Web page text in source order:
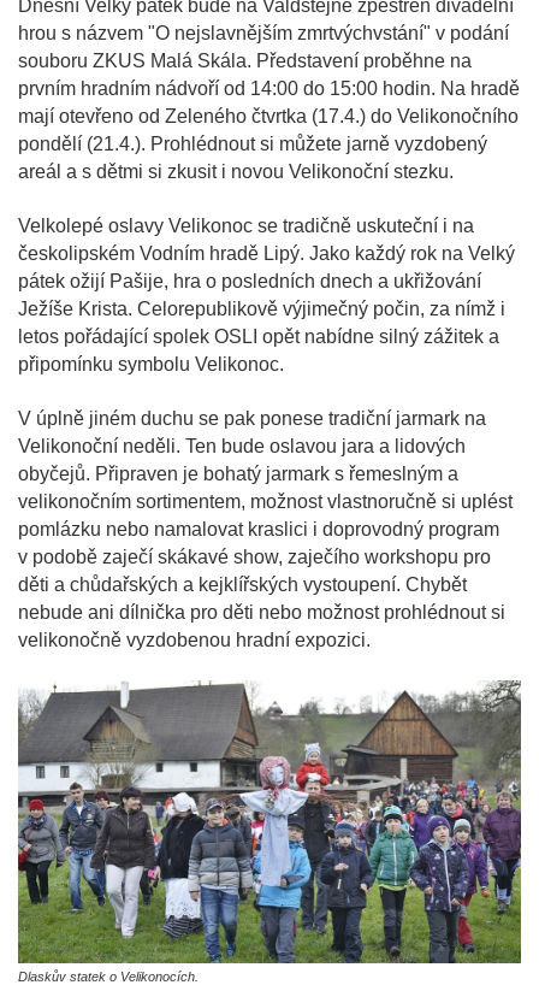
Dnešní Velký pátek bude na Valdštejně zpestřen divadelní
hrou s názvem "O nejslavnějším zmrtvýchvstání" v podání
souboru ZKUS Malá Skála. Představení proběhne na
prvním hradním nádvoří od 14:00 do 15:00 hodin. Na hradě
mají otevřeno od Zeleného čtvrtka (17.4.) do Velikonočního
pondělí (21.4.). Prohlédnout si můžete jarně vyzdobený
areál a s dětmi si zkusit i novou Velikonoční stezku.
Velkolepé oslavy Velikonoc se tradičně uskuteční i na
českolipském Vodním hradě Lipý. Jako každý rok na Velký
pátek ožijí Pašije, hra o posledních dnech a ukřižování
Ježíše Krista. Celorepublikově výjimečný počin, za nímž i
letos pořádající spolek OSLI opět nabídne silný zážitek a
připomínku symbolu Velikonoc.
V úplně jiném duchu se pak ponese tradiční jarmark na
Velikonoční neděli. Ten bude oslavou jara a lidových
obyčejů. Připraven je bohatý jarmark s řemeslným a
velikonočním sortimentem, možnost vlastnoručně si uplést
pomlázku nebo namalovat kraslici i doprovodný program
v podobě zaječí skákavé show, zaječího workshopu pro
děti a chůdařských a kejklířských vystoupení. Chybět
nebude ani dílnička pro děti nebo možnost prohlédnout si
velikonočně vyzdobenou hradní expozici.
Dlaskův statek o Velikonocích.